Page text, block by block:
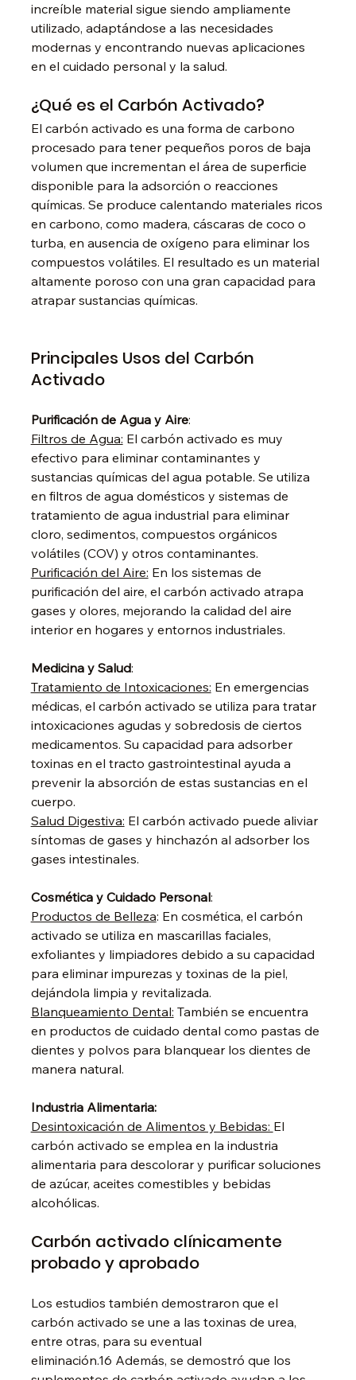
increíble material sigue siendo ampliamente
utilizado, adaptándose a las necesidades
modernas y encontrando nuevas aplicaciones
en el cuidado personal y la salud.
¿Qué es el Carbón Activado?
El carbón activado es una forma de carbono
procesado para tener pequeños poros de baja
volumen que incrementan el área de superficie
disponible para la adsorción o reacciones
químicas. Se produce calentando materiales ricos
en carbono, como madera, cáscaras de coco o
turba, en ausencia de oxígeno para eliminar los
compuestos volátiles. El resultado es un material
altamente poroso con una gran capacidad para
atrapar sustancias químicas.
Principales Usos del Carbón
Activado
Purificación de Agua y Aire:
Filtros de Agua: El carbón activado es muy
efectivo para eliminar contaminantes y
sustancias químicas del agua potable. Se utiliza
en filtros de agua domésticos y sistemas de
tratamiento de agua industrial para eliminar
cloro, sedimentos, compuestos orgánicos
volátiles (COV) y otros contaminantes.
Purificación del Aire: En los sistemas de
purificación del aire, el carbón activado atrapa
gases y olores, mejorando la calidad del aire
interior en hogares y entornos industriales.
Medicina y Salud:
Tratamiento de Intoxicaciones: En emergencias
médicas, el carbón activado se utiliza para tratar
intoxicaciones agudas y sobredosis de ciertos
medicamentos. Su capacidad para adsorber
toxinas en el tracto gastrointestinal ayuda a
prevenir la absorción de estas sustancias en el
cuerpo.
Salud Digestiva: El carbón activado puede aliviar
síntomas de gases y hinchazón al adsorber los
gases intestinales.
Cosmética y Cuidado Personal:
Productos de Belleza: En cosmética, el carbón
activado se utiliza en mascarillas faciales,
exfoliantes y limpiadores debido a su capacidad
para eliminar impurezas y toxinas de la piel,
dejándola limpia y revitalizada.
Blanqueamiento Dental: También se encuentra
en productos de cuidado dental como pastas de
dientes y polvos para blanquear los dientes de
manera natural.
Industria Alimentaria:
Desintoxicación de Alimentos y Bebidas: El
carbón activado se emplea en la industria
alimentaria para descolorar y purificar soluciones
de azúcar, aceites comestibles y bebidas
alcohólicas.
Carbón activado clínicamente
probado y aprobado
Los estudios también demostraron que el
carbón activado se une a las toxinas de urea,
entre otras, para su eventual
eliminación.16 Además, se demostró que los